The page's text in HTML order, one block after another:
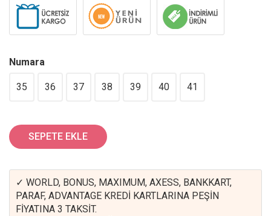
Numara
35 36 37 38 39 40 41
SEPETE EKLE
✓ WORLD, BONUS, MAXIMUM, AXESS, BANKKART,
PARAF, ADVANTAGE KREDİ KARTLARINA PEŞİN
FİYATINA 3 TAKSİT.